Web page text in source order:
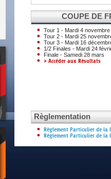
COUPE DE
Tour 1 - Mardi 4 novembre
Tour 2 - Mardi 25
Tour 3 - Mardi 16
1/2 Finales - Mardi 24
Finale - Samedi 28 mars
> Accéder aux Résultats
Règlementation
Règlement Particulier de la
Règlement Particulier de la